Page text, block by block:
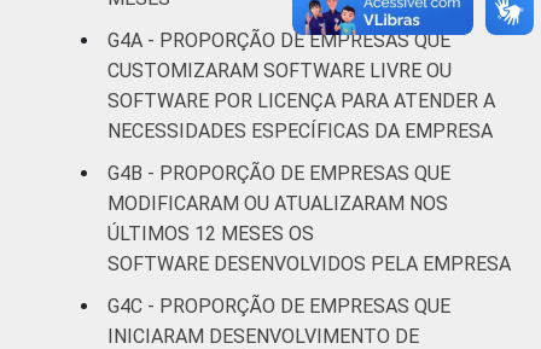
complentares
Informação e
comunicação
84
Artes, cultura,
esporte e
recreação;
outras
serviços
G4A - PROPORÇÃO DE EMPRESAS QUE
CUSTOMIZARAM SOFTWARE LIVRE OU
SOFTWARE POR LICENÇA PARA ATENDER A
NECESSIDADES ESPECÍFICAS DA EMPRESA
G4B - PROPORÇÃO DE EMPRESAS QUE
MODIFICARAM OU ATUALIZARAM NOS
ÚLTIMOS 12 MESES OS
SOFTWARE DESENVOLVIDOS PELA EMPRESA
G4C - PROPORÇÃO DE EMPRESAS QUE
INICIARAM DESENVOLVIMENTO DE